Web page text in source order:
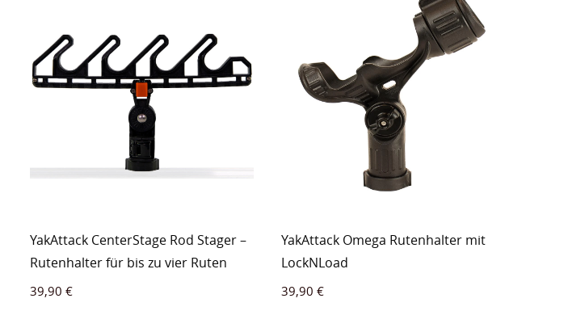
YakAttack CenterStage Rod Stager –
Rutenhalter für bis zu vier Ruten
39,90 €
YakAttack Omega Rutenhalter mit
LockNLoad
39,90 €